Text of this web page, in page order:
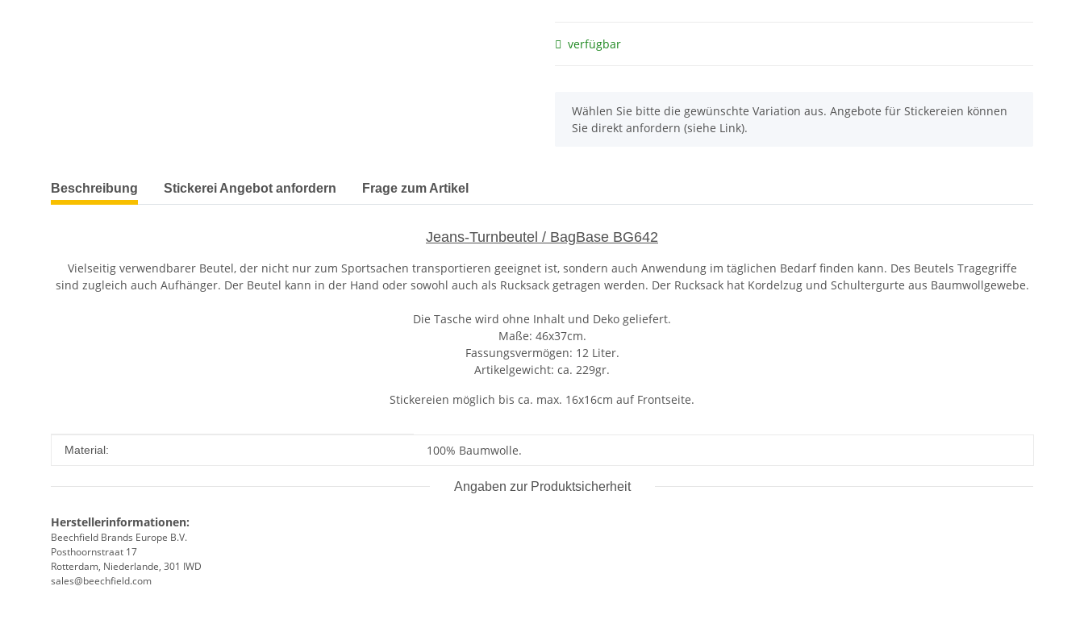
verfügbar
x
Wählen Sie bitte die gewünschte Variation aus. Angebote für Stickereien können
Sie direkt anfordern (siehe Link).
weitere Registerkarten anzeigen
Beschreibung Stickerei Angebot anfordern Frage zum Artikel
Jeans-Turnbeutel / BagBase BG642
Vielseitig verwendbarer Beutel, der nicht nur zum Sportsachen transportieren geeignet ist, sondern auch Anwendung im täglichen Bedarf finden kann. Des Beutels Tragegriffe
sind zugleich auch Aufhänger. Der Beutel kann in der Hand oder sowohl auch als Rucksack getragen werden. Der Rucksack hat Kordelzug und Schultergurte aus Baumwollgewebe.
Die Tasche wird ohne Inhalt und Deko geliefert.
Maße: 46x37cm.
Fassungsvermögen: 12 Liter.
Artikelgewicht: ca. 229gr.
Stickereien möglich bis ca. max. 16x16cm auf Frontseite.
Produkteigenschaft
Wert
Material: 100% Baumwolle.
Angaben zur Produktsicherheit
Herstellerinformationen:
Beechfield Brands Europe B.V.
Posthoornstraat 17
Rotterdam, Niederlande, 301 IWD
sales@beechfield.com